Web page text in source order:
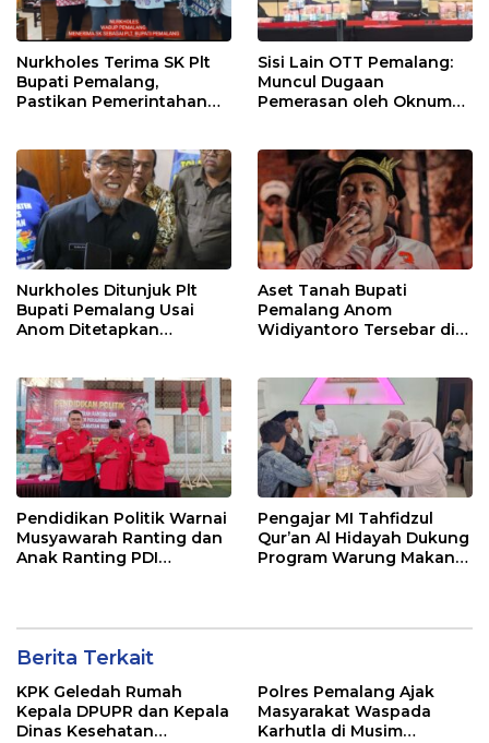
Nurkholes Terima SK Plt
Bupati Pemalang,
Pastikan Pemerintahan
Sisi Lain OTT Pemalang:
Muncul Dugaan
Pemerasan oleh Oknum
Nurkholes Ditunjuk Plt
Bupati Pemalang Usai
Anom Ditetapkan
Aset Tanah Bupati
Pemalang Anom
Widiyantoro Tersebar di
Pendidikan Politik Warnai
Musyawarah Ranting dan
Anak Ranting PDI
Pengajar MI Tahfidzul
Qur’an Al Hidayah Dukung
Program Warung Makan
Berita Terkait
KPK Geledah Rumah
Kepala DPUPR dan Kepala
Dinas Kesehatan
Polres Pemalang Ajak
Masyarakat Waspada
Karhutla di Musim